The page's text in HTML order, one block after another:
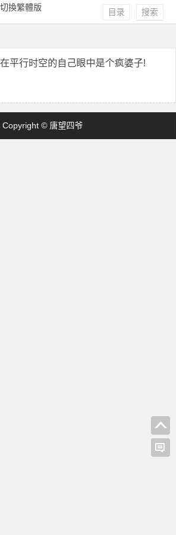
切換繁體版 搜索
目录
平行时空的自己眼中是个疯婆子!
Copyright © 唐望四爷